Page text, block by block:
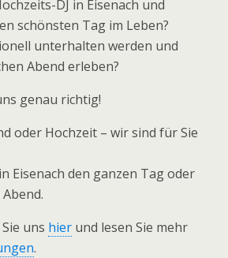
DJ in Eisenach und
schönsten Tag im Leben?
unterhalten werden und
Abend erleben?
genau richtig!
oder Hochzeit – wir sind für Sie
Eisenach den ganzen Tag oder
uns hier und lesen Sie mehr
.